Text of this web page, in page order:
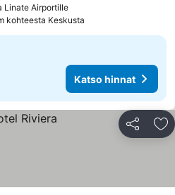
Linate Airportille
kohteesta Keskusta
Katso hinnat
Jaa